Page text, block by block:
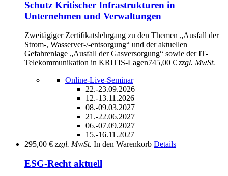
Schutz Kritischer Infrastrukturen in
Unternehmen und Verwaltungen
Zweitägiger Zertifikatslehrgang zu den Themen „Ausfall der
Strom-, Wasserver-/-entsorgung“ und der aktuellen
Gefahrenlage „Ausfall der Gasversorgung“ sowie der IT-
Telekommunikation in KRITIS-Lagen745,00 € zzgl. MwSt.
Online-Live-Seminar
22.-23.09.2026
12.-13.11.2026
08.-09.03.2027
21.-22.06.2027
06.-07.09.2027
15.-16.11.2027
295,00 € zzgl. MwSt. In den Warenkorb Details
ESG-Recht aktuell